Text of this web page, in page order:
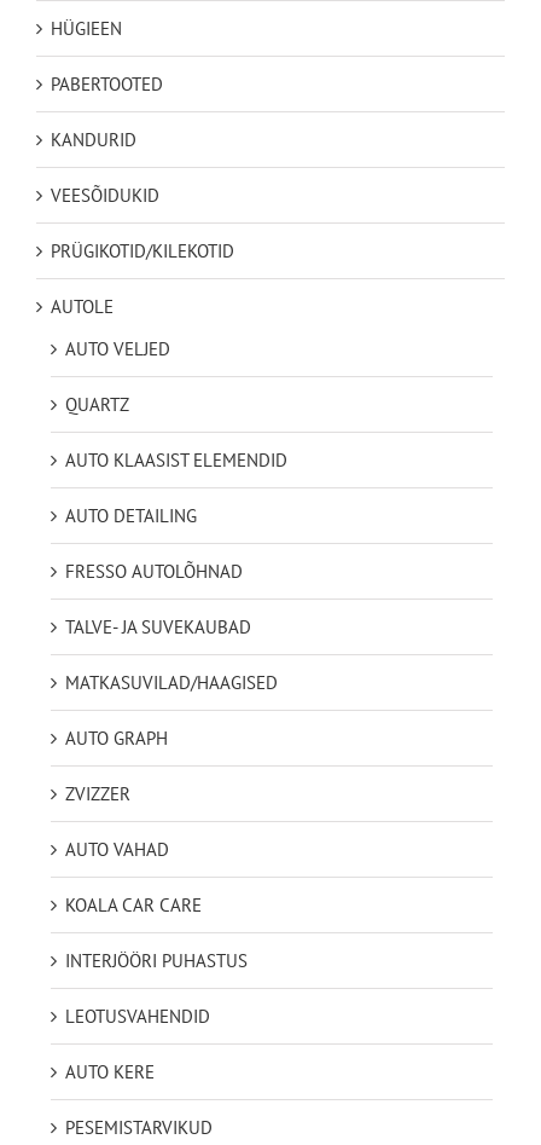
HÜGIEEN
PABERTOOTED
KANDURID
VEESÕIDUKID
PRÜGIKOTID/KILEKOTID
AUTOLE
AUTO VELJED
QUARTZ
AUTO KLAASIST ELEMENDID
AUTO DETAILING
FRESSO AUTOLÕHNAD
TALVE- JA SUVEKAUBAD
MATKASUVILAD/HAAGISED
AUTO GRAPH
ZVIZZER
AUTO VAHAD
KOALA CAR CARE
INTERJÖÖRI PUHASTUS
LEOTUSVAHENDID
AUTO KERE
PESEMISTARVIKUD